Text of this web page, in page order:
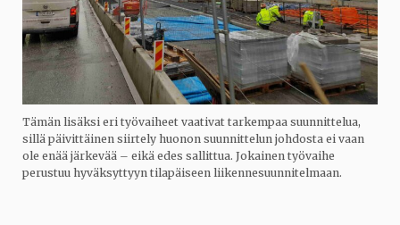
Tämän lisäksi eri työvaiheet vaativat tarkempaa suunnittelua,
sillä päivittäinen siirtely huonon suunnittelun johdosta ei vaan
ole enää järkevää – eikä edes sallittua. Jokainen työvaihe
perustuu hyväksyttyyn tilapäiseen liikennesuunnitelmaan.